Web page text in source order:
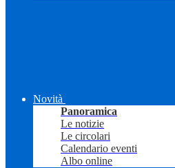
Novità
Panoramica
Le notizie
Le circolari
Calendario eventi
Albo online